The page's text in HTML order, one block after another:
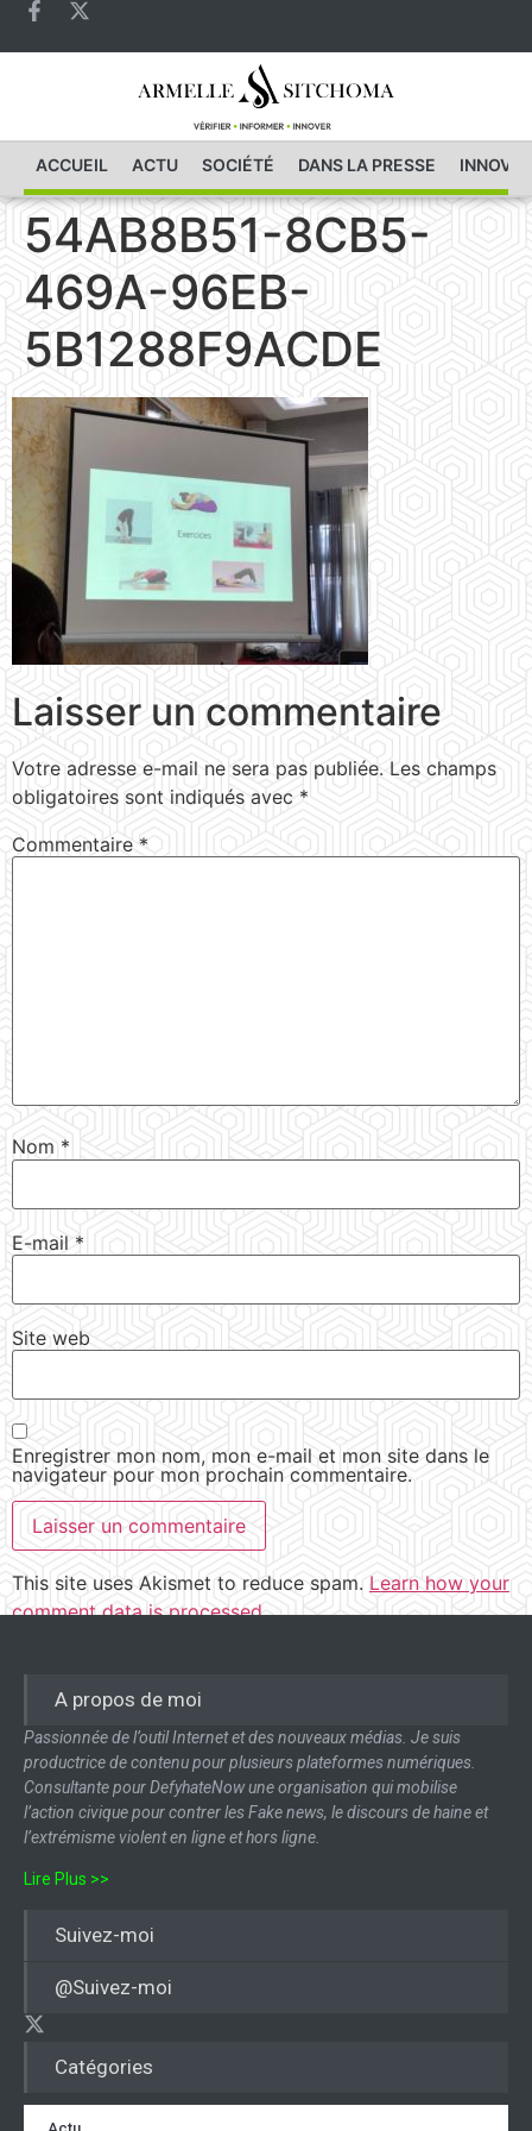
ACCUEIL ACTU SOCIÉTÉ DANS LA PRESSE
54AB8B51-8CB5-
469A-96EB-
5B1288F9ACDE
Laisser un commentaire
Votre adresse e-mail ne sera pas publiée. Les champs
obligatoires sont indiqués avec *
Commentaire *
Nom *
E-mail *
Site web
Enregistrer mon nom, mon e-mail et mon site dans le
navigateur pour mon prochain commentaire.
This site uses Akismet to reduce spam. Learn how your
comment data is processed.
Catégories
A propos de moi
Passionnée de l’outil Internet et des nouveaux médias. Je suis
productrice de contenu pour plusieurs plateformes numériques.
Consultante pour DefyhateNow une organisation qui mobilise
l’action civique pour contrer les Fake news, le discours de haine et
l’extrémisme violent en ligne et hors ligne.
Lire Plus >>
Suivez-moi
@Suivez-moi